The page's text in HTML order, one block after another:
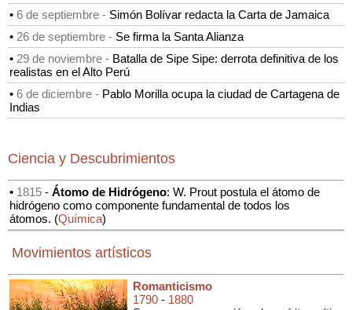
• 6 de septiembre - Simón Bolívar redacta la Carta de Jamaica
• 26 de septiembre - Se firma la Santa Alianza
• 29 de noviembre - Batalla de Sipe Sipe: derrota definitiva de los
realistas en el Alto Perú
• 6 de diciembre - Pablo Morilla ocupa la ciudad de Cartagena de
Indias
Ciencia y Descubrimientos
• 1815 - Átomo de Hidrógeno: W. Prout postula el átomo de
hidrógeno como componente fundamental de todos los
átomos. (Química)
Movimientos artísticos
Romanticismo
1790 - 1880